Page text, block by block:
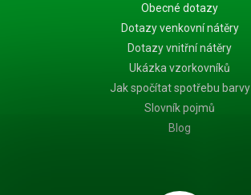
Obecné dotazy
Dotazy venkovní nátěry
Dotazy vnitřní nátěry
Ukázka vzorkovníků
Jak spočítat spotřebu barvy
Slovník pojmů
Blog